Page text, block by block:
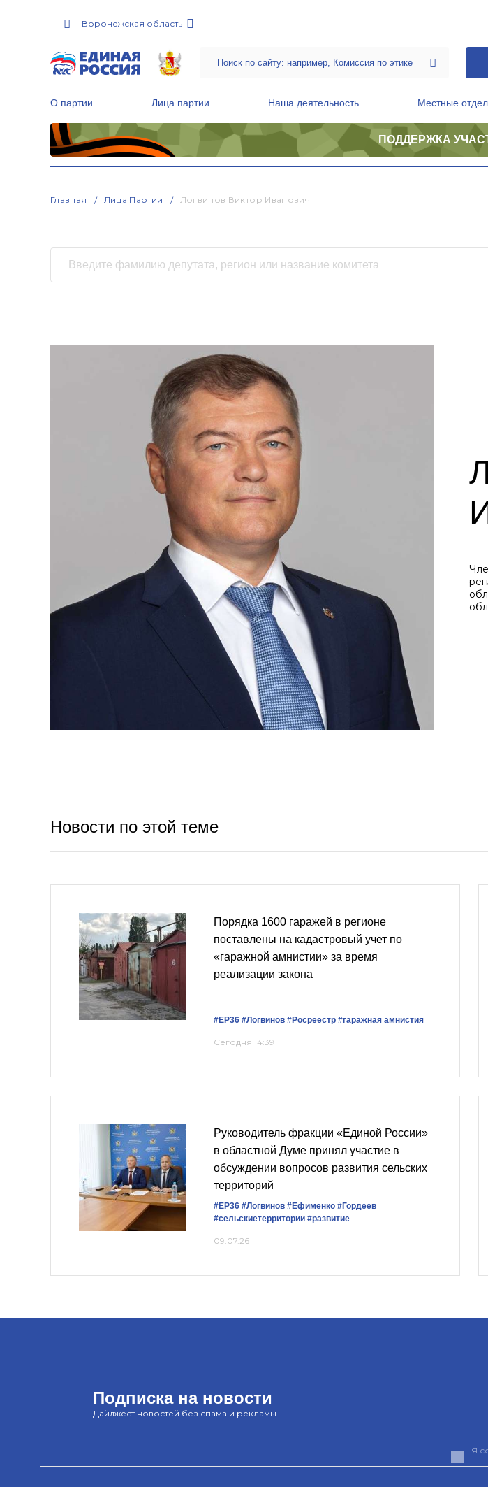
Воронежская область
О партии Лица партии Наша деятельность Местные
ПОДДЕРЖКА
Главная Лица Партии Логвинов Виктор Иванович
Новости по этой теме
Порядка 1600 гаражей в регионе
поставлены на кадастровый учет по
«гаражной амнистии» за время
реализации закона
#ЕР36 #Логвинов #Росреестр #гаражная амнистия
Сегодня 14:39
Руководитель фракции «Единой России»
в областной Думе принял участие в
обсуждении вопросов развития сельских
территорий
#ЕР36 #Логвинов #Ефименко #Гордеев
#сельскиетерритории #развитие
09.07.26
Подписка на новости
Дайджест новостей без спама и рекламы
Я